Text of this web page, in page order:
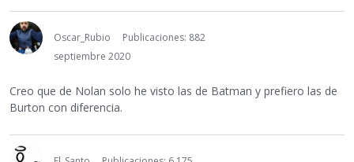
Oscar_Rubio
Publicaciones: 882
septiembre 2020
Creo que de Nolan solo he visto las de Batman y prefiero las de
Burton con diferencia.